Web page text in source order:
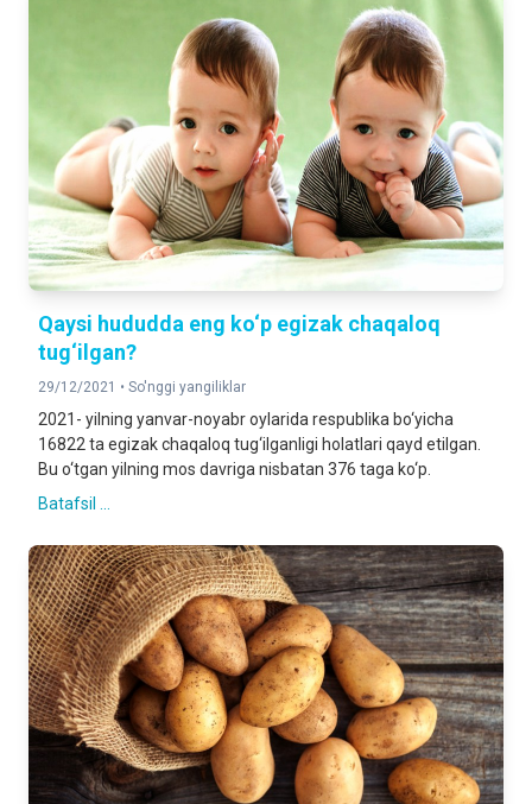
Qaysi hududda eng ko‘p egizak chaqaloq
tug‘ilgan?
29/12/2021 • So'nggi yangiliklar
2021- yilning yanvar-noyabr oylarida respublika bo‘yicha
16822 ta egizak chaqaloq tug‘ilganligi holatlari qayd etilgan.
Bu o‘tgan yilning mos davriga nisbatan 376 taga ko‘p.
Batafsil ...